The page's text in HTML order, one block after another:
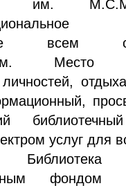
им.
всем
Место
личностей,
услуг для
Библиотека
фондом